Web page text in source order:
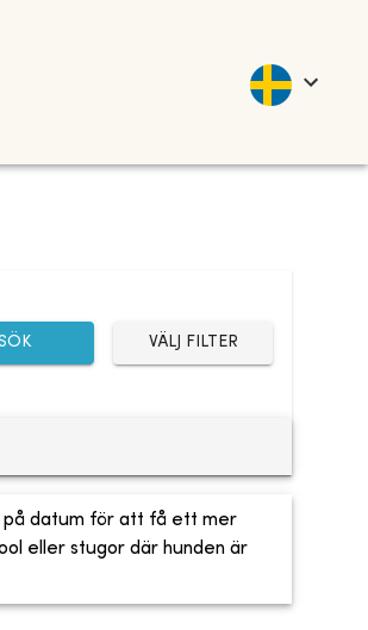
VÄLJ FILTER
på datum för att få ett mer
eller stugor där hunden är